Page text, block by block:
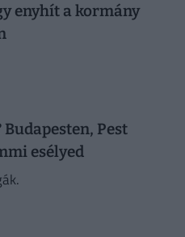
enyhít a kormány
Pest
esélyed